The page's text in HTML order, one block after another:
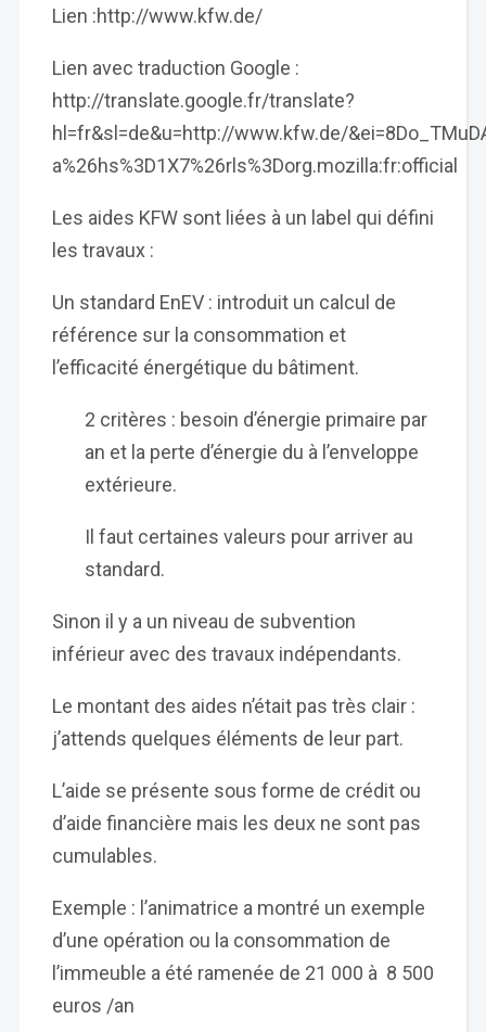
Lien :http://www.kfw.de/
Lien avec traduction Google :
http://translate.google.fr/translate?
hl=fr&sl=de&u=http://www.kfw.de/
a%26hs%3D1X7%26rls%3Dorg.mozilla:fr:official
Les aides KFW sont liées à un label qui défini
les travaux :
Un standard EnEV : introduit un calcul de
référence sur la consommation et
l’efficacité énergétique du bâtiment.
2 critères : besoin d’énergie primaire par
an et la perte d’énergie du à l’enveloppe
extérieure.
Il faut certaines valeurs pour arriver au
standard.
Sinon il y a un niveau de subvention
inférieur avec des travaux indépendants.
Le montant des aides n’était pas très clair :
j’attends quelques éléments de leur part.
L’aide se présente sous forme de crédit ou
d’aide financière mais les deux ne sont pas
cumulables.
Exemple : l’animatrice a montré un exemple
d’une opération ou la consommation de
l’immeuble a été ramenée de 21 000 à 8 500
euros /an